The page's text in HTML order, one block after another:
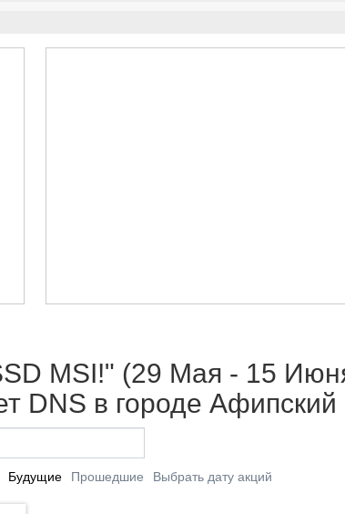
MSI!" (29 Мая - 15
DNS в городе Афипский
Будущие Прошедшие Выбрать дату акций